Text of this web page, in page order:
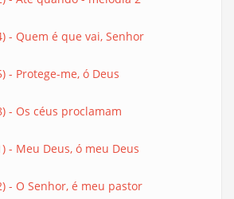
- Quem é que vai, Senhor
- Protege-me, ó Deus
- Os céus proclamam
- Meu Deus, ó meu Deus
- O Senhor, é meu pastor